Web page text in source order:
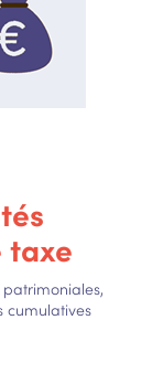
taxe
cumulatives